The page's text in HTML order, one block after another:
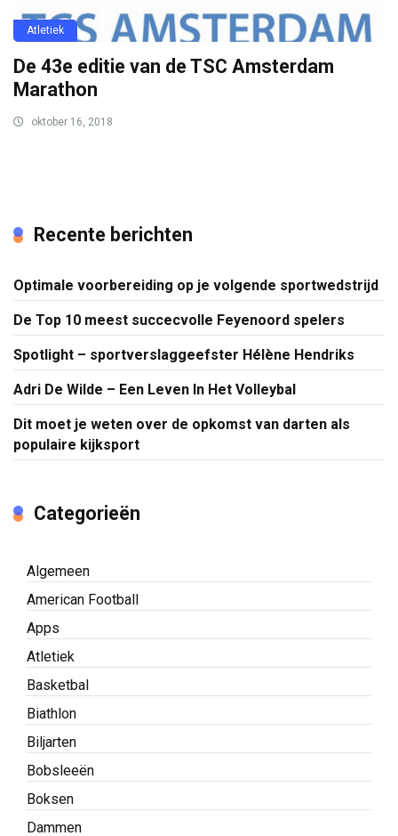
Atletiek
De 43e editie van de TSC Amsterdam
Marathon
oktober 16, 2018
Recente berichten
Optimale voorbereiding op je volgende sportwedstrijd
De Top 10 meest succecvolle Feyenoord spelers
Spotlight – sportverslaggeefster Hélène Hendriks
Adri De Wilde – Een Leven In Het Volleybal
Dit moet je weten over de opkomst van darten als
populaire kijksport
Categorieën
Algemeen
American Football
Apps
Atletiek
Basketbal
Biathlon
Biljarten
Bobsleeën
Boksen
Dammen